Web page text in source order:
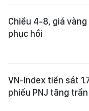
Chiều 4-8, giá
phục hồi
VN-Index tiến sát
phiếu PNJ tăng